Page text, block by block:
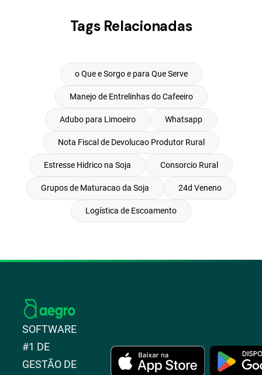
Tags Relacionadas
o Que e Sorgo e para Que Serve
Manejo de Entrelinhas do Cafeeiro
Adubo para Limoeiro Whatsapp
Nota Fiscal de Devolucao Produtor Rural
Estresse Hidrico na Soja Consorcio Rural
Grupos de Maturacao da Soja 24d Veneno
Logística de Escoamento
SOFTWARE
#1 DE
GESTÃO DE